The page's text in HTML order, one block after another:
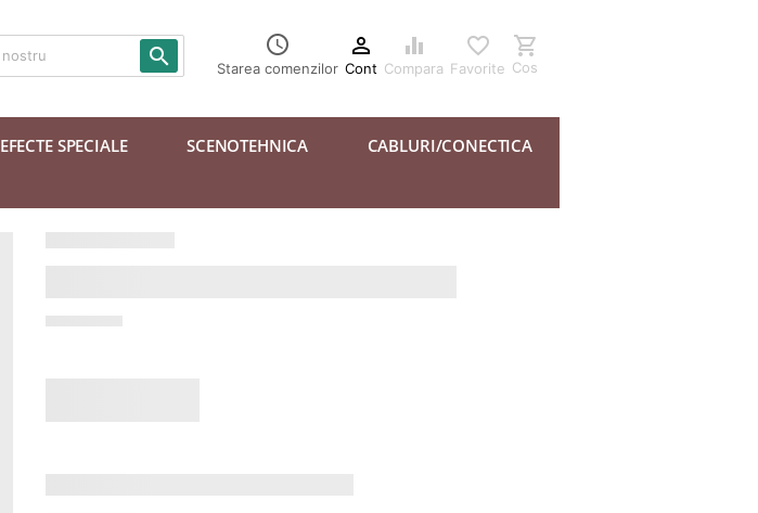
 
Starea comenzilor

Cont

Compara

Favorite

Cos
EFECTE SPECIALE SCENOTEHNICA
CABLURI/CONECTICA